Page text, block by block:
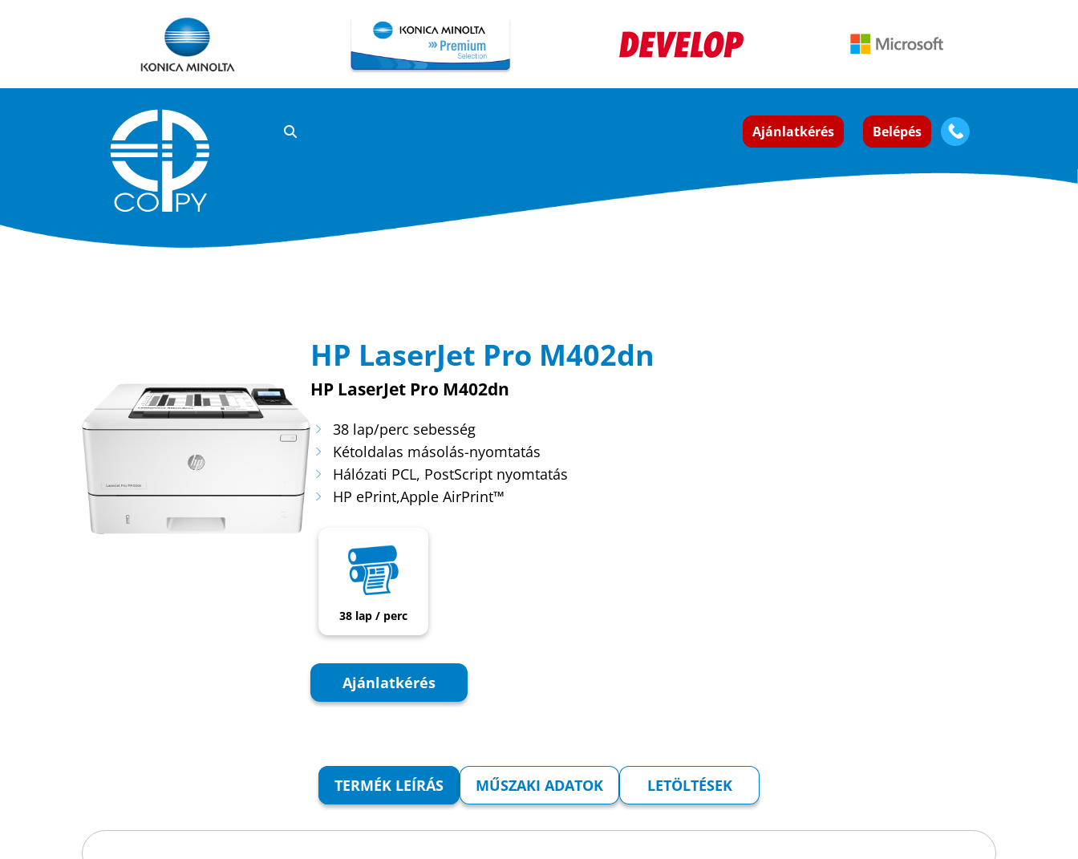
Ajánlatkérés Belépés
HP LaserJet Pro M402dn
HP LaserJet Pro M402dn
38 lap/perc sebesség
Kétoldalas másolás-nyomtatás
Hálózati PCL, PostScript nyomtatás
HP ePrint,Apple AirPrint™
38 lap / perc
Ajánlatkérés
TERMÉK LEÍRÁS MŰSZAKI ADATOK LETÖLTÉSEK